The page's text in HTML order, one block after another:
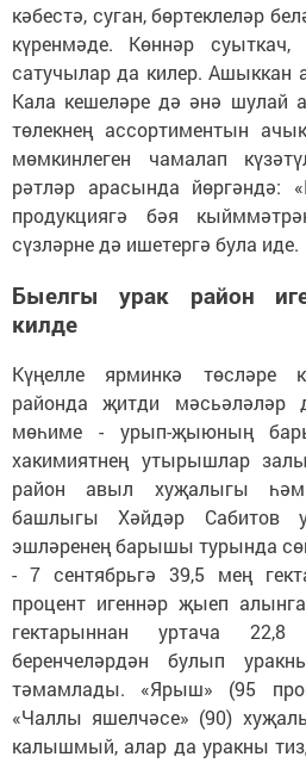
кәбестә, суган, бөртеклеләр
күренмәде. Көннәр суыткач,
сатучылар да килер. Ашыккан
Кала кешеләре дә әнә шулай
төлекнең ассортиментын
мөмкинлеген чамалап
рәтләр арасында йөргәндә:
продукциягә бәя
сүзләрне дә ишетергә була иде.
Быелгы урак район
килде
Күңелле ярминкә төсләре
районда җитди
мөһиме - урып-җыюның
хакимиятнең утырышлар
район авыл хуҗалыгы һәм
башлыгы Хәйдәр Сабитов
эшләренең барышы турында
- 7 сентябрьгә 39,5 мең
процент игеннәр җыеп
гектарыннан уртача
беренчеләрдән булып
тәмамлады. «Ярыш» (95
«Чаллы яшелчәсе» (90)
калышмый, алар да уракны